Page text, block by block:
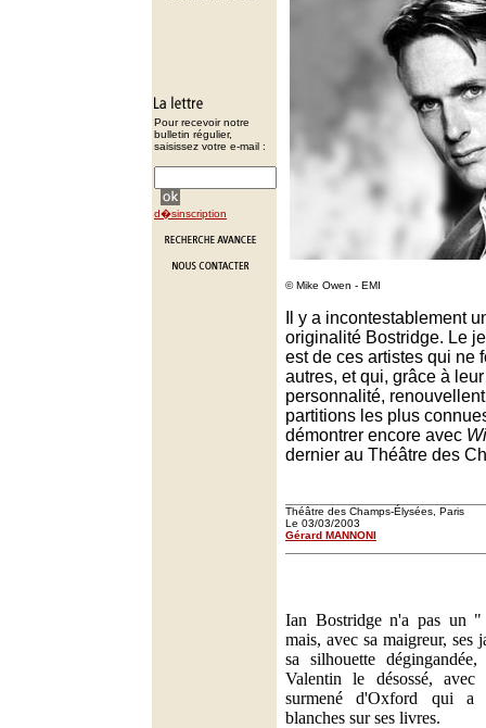
Pour recevoir notre
bulletin régulier,
saisissez votre e-mail :
d�sinscription
© Mike Owen - EMI
Il y a incontestablement
originalité Bostridge. Le
est de ces artistes qui ne
autres, et qui, grâce à
personnalité,
partitions les plus
démontrer encore avec
dernier au Théâtre des
Théâtre des Champs-Élysées, Paris
Le 03/03/2003
Gérard MANNONI
Ian Bostridge n'a pas un
mais, avec sa maigreur, ses
sa silhouette
Valentin le désossé,
surmené d'Oxford qui a
blanches sur ses livres.